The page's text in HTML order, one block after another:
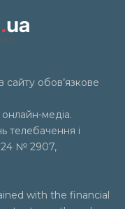
сайту обов’язкове
медіа.
телебачення і
№ 2907,
with the financial